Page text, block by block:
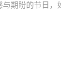
与期盼的节日，